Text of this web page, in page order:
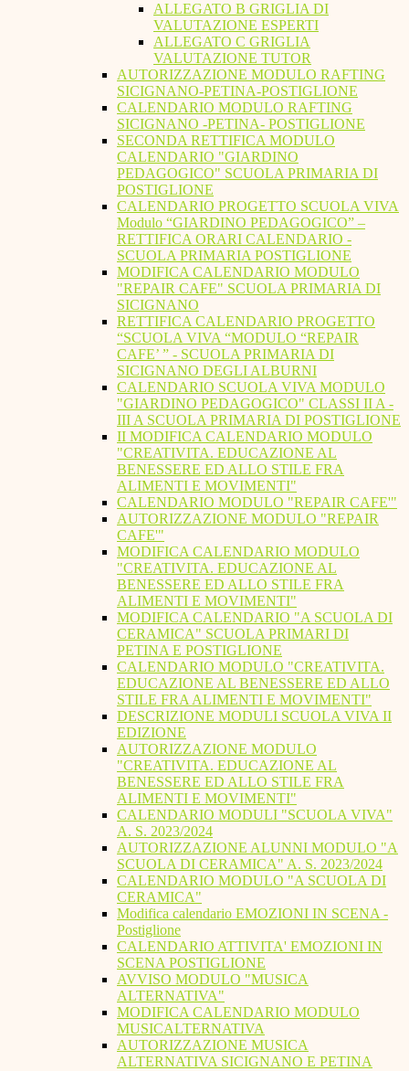
ALLEGATO B GRIGLIA DI
VALUTAZIONE ESPERTI
ALLEGATO C GRIGLIA
VALUTAZIONE TUTOR
AUTORIZZAZIONE MODULO RAFTING
SICIGNANO-PETINA-POSTIGLIONE
CALENDARIO MODULO RAFTING
SICIGNANO -PETINA- POSTIGLIONE
SECONDA RETTIFICA MODULO
CALENDARIO "GIARDINO
PEDAGOGICO" SCUOLA PRIMARIA DI
POSTIGLIONE
CALENDARIO PROGETTO SCUOLA VIVA
Modulo “GIARDINO PEDAGOGICO” –
RETTIFICA ORARI CALENDARIO -
SCUOLA PRIMARIA POSTIGLIONE
MODIFICA CALENDARIO MODULO
"REPAIR CAFE" SCUOLA PRIMARIA DI
SICIGNANO
RETTIFICA CALENDARIO PROGETTO
“SCUOLA VIVA “MODULO “REPAIR
CAFE’ ” - SCUOLA PRIMARIA DI
SICIGNANO DEGLI ALBURNI
CALENDARIO SCUOLA VIVA MODULO
"GIARDINO PEDAGOGICO" CLASSI II A -
III A SCUOLA PRIMARIA DI POSTIGLIONE
II MODIFICA CALENDARIO MODULO
"CREATIVITA. EDUCAZIONE AL
BENESSERE ED ALLO STILE FRA
ALIMENTI E MOVIMENTI"
CALENDARIO MODULO "REPAIR CAFE'"
AUTORIZZAZIONE MODULO "REPAIR
CAFE'"
MODIFICA CALENDARIO MODULO
"CREATIVITA. EDUCAZIONE AL
BENESSERE ED ALLO STILE FRA
ALIMENTI E MOVIMENTI"
MODIFICA CALENDARIO "A SCUOLA DI
CERAMICA" SCUOLA PRIMARI DI
PETINA E POSTIGLIONE
CALENDARIO MODULO "CREATIVITA.
EDUCAZIONE AL BENESSERE ED ALLO
STILE FRA ALIMENTI E MOVIMENTI"
DESCRIZIONE MODULI SCUOLA VIVA II
EDIZIONE
AUTORIZZAZIONE MODULO
"CREATIVITA. EDUCAZIONE AL
BENESSERE ED ALLO STILE FRA
ALIMENTI E MOVIMENTI"
CALENDARIO MODULI "SCUOLA VIVA"
A. S. 2023/2024
AUTORIZZAZIONE ALUNNI MODULO "A
SCUOLA DI CERAMICA" A. S. 2023/2024
CALENDARIO MODULO "A SCUOLA DI
CERAMICA"
Modifica calendario EMOZIONI IN SCENA -
Postiglione
CALENDARIO ATTIVITA' EMOZIONI IN
SCENA POSTIGLIONE
AVVISO MODULO "MUSICA
ALTERNATIVA"
MODIFICA CALENDARIO MODULO
MUSICALTERNATIVA
AUTORIZZAZIONE MUSICA
ALTERNATIVA SICIGNANO E PETINA